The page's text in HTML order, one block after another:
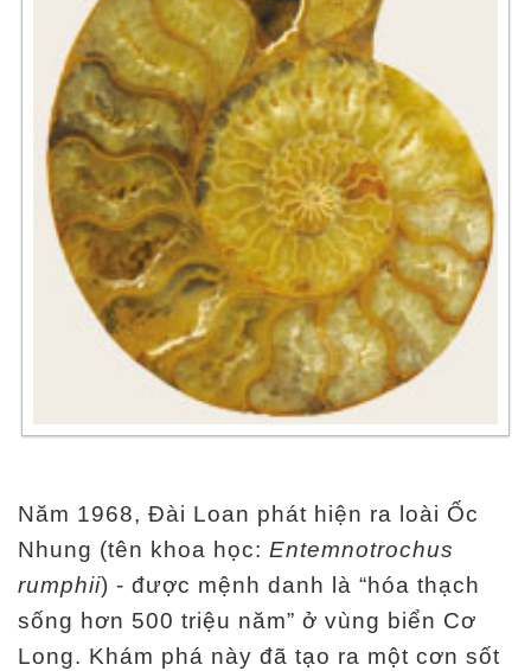
本
語
Ba
ha
sa
Ind
on
esi
a
Năm 1968, Đài Loan phát hiện ra loài Ốc
Nhung (tên khoa học: Entemnotrochus
rumphii) - được mệnh danh là “hóa thạch
sống hơn 500 triệu năm” ở vùng biển Cơ
Long. Khám phá này đã tạo ra một cơn sốt